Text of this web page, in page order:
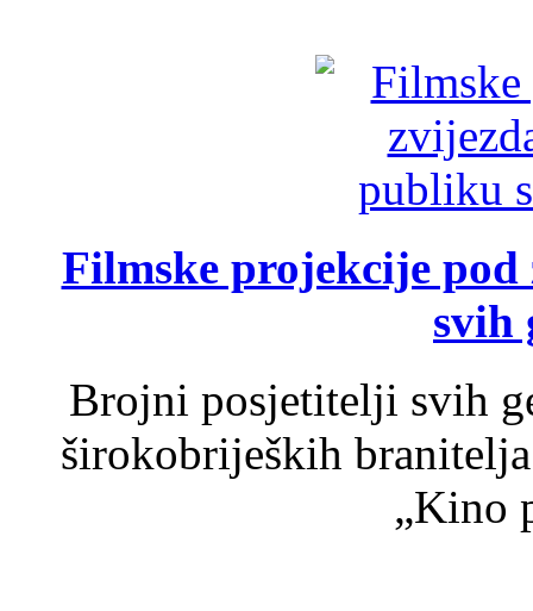
Filmske projekcije
svih
Brojni posjetitelji svih
širokobrijeških
„Kino